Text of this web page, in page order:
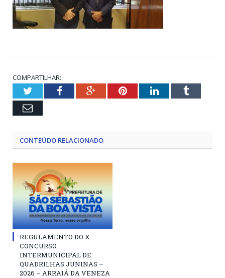
COMPARTILHAR:
TwitterFacebookGoogle+PinterestLinkedInTumblr
Email
CONTEÚDO RELACIONADO
REGULAMENTO DO X
CONCURSO
INTERMUNICIPAL DE
QUADRILHAS JUNINAS –
2026 – ARRAIÁ DA VENEZA